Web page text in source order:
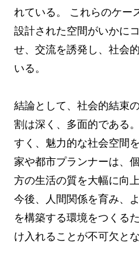
れている。 これらのケー
設計された空間がいかに
せ、交流を誘発し、社会
いる。
結論として、社会的結束
割は深く、多面的である
すく、魅力的な社会空間
家や都市プランナーは、
方の生活の質を大幅に向
今後、人間関係を育み、
を構築する環境をつくる
け入れることが不可欠と